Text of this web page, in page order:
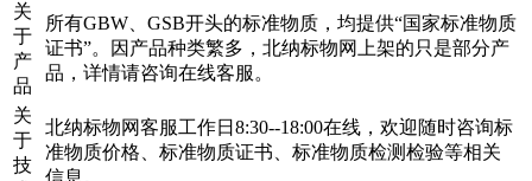
关
于
产
品
所有GBW、GSB开头的标准物质，均提供“国家标准物质
证书”。因产品种类繁多，北纳标物网上架的只是部分产
品，详情请咨询在线客服。
关
于
技
北纳标物网客服工作日8:30--18:00在线，欢迎随时咨询标
准物质价格、标准物质证书、标准物质检测检验等相关